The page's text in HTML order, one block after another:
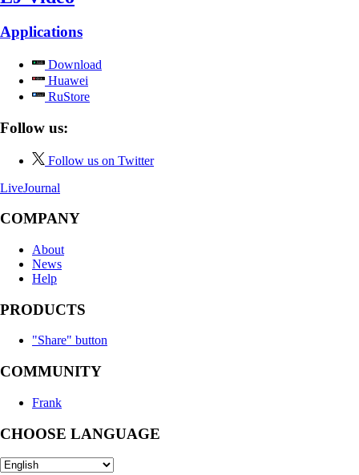
Applications
Download
Huawei
RuStore
Follow us:
Follow us on Twitter
LiveJournal
COMPANY
About
News
Help
PRODUCTS
"Share" button
COMMUNITY
Frank
CHOOSE LANGUAGE